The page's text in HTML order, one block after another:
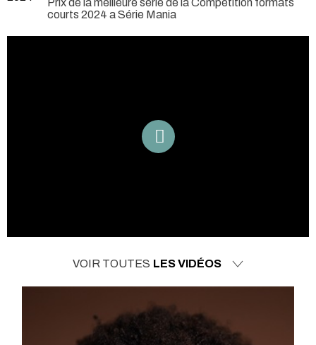
VOIR TOUTES LES VIDÉOS
Prix de la meilleure série de la Compétition formats
courts 2024 a Série Mania